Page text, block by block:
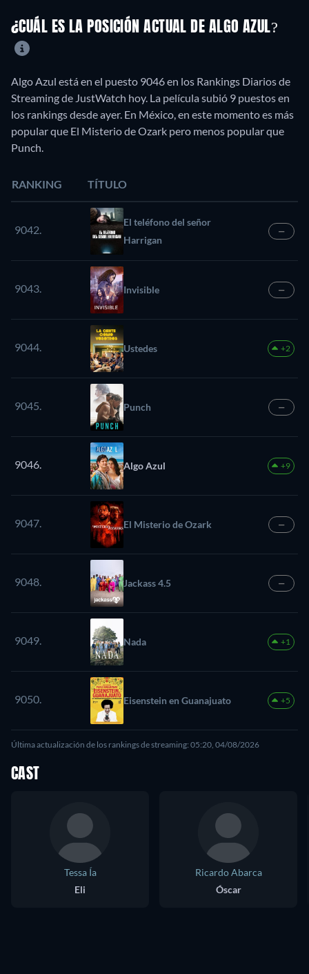
¿CUÁL ES LA POSICIÓN ACTUAL DE ALGO AZUL?
Algo Azul está en el puesto 9046 en los Rankings Diarios de
Streaming de JustWatch hoy. La película subió 9 puestos en
los rankings desde ayer. En México, en este momento es más
popular que El Misterio de Ozark pero menos popular que
Punch.
RANKING TÍTULO
9042.
El teléfono del señor
Harrigan
—
9043. Invisible —
9044. Ustedes +2
9045. Punch —
9046. Algo Azul +9
9047. El Misterio de Ozark —
9048. Jackass 4.5 —
9049. Nada +1
9050. Eisenstein en Guanajuato +5
Última actualización de los rankings de streaming: 05:20, 04/08/2026
CAST
Tessa Ía
Eli
Ricardo Abarca
Óscar